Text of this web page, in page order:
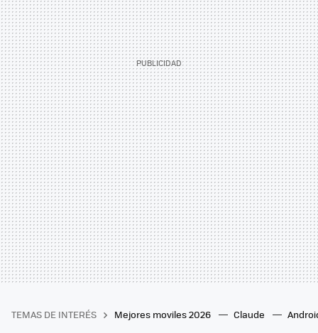
TEMAS DE INTERÉS Mejores moviles 2026 Claude